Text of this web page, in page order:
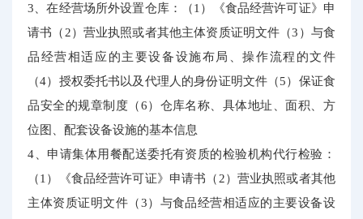
3、在经营场所外设置仓库：（1）《食品经营许可证》申
请书（2）营业执照或者其他主体资质证明文件（3）与食
品经营相适应的主要设备设施布局、操作流程的文件
（4）授权委托书以及代理人的身份证明文件（5）保证食
品安全的规章制度（6）仓库名称、具体地址、面积、方
位图、配套设备设施的基本信息
4、申请集体用餐配送委托有资质的检验机构代行检验：
（1）《食品经营许可证》申请书（2）营业执照或者其他
主体资质证明文件（3）与食品经营相适应的主要设备设